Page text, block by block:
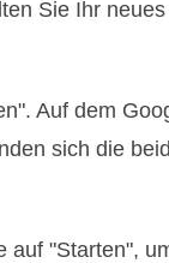
Sie Ihr neues
Auf dem
sich die
auf "Starten",